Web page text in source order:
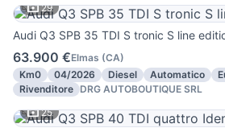
29
Audi Q3 SPB 35 TDI S tronic S line
63.900 €Elmas (CA)
Km0
04/2026 Diesel Automatico
Rivenditore DRG AUTOBOUTIQUE SRL
25